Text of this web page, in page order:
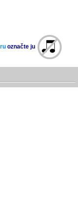
označte ju